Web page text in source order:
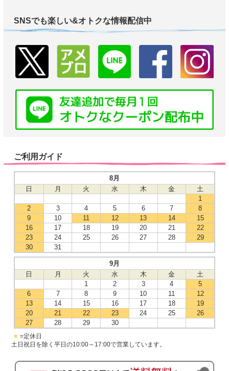
SNSでも楽しい&オトクな情報配信中
ご利用ガイド
8月
日
月 火 水 木 金
土
1
2
3 4 5 6 7
8
9
10 11 12 13 14
15
16
17 18 19 20 21
22
23
24 25 26 27 28
29
30
31
9月
日
月 火 水 木 金
土
1
2 3 4
5
6
7 8 9 10 11
12
13
14 15 16 17 18
19
20
21 22 23 24 25
26
27
28 29 30
■ =定休日
土日祝日を除く平日の10:00～17:00で営業しています。